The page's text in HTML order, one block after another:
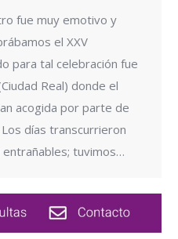
fue muy emotivo y
el XXV
para tal celebración fue
Real) donde el
acogida por parte de
días transcurrieron
tuvimos…